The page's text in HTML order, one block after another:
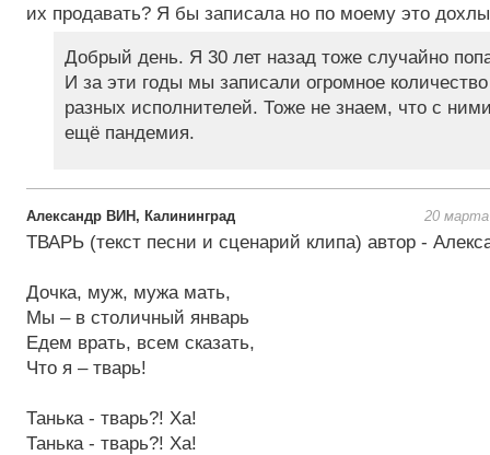
их продавать? Я бы записала но по моему это
Добрый день. Я 30 лет назад тоже случайно
И за эти годы мы записали огромное
разных исполнителей. Тоже не знаем, что с
ещё пандемия.
Александр ВИН, Калининград 20 марта
ТВАРЬ (текст песни и сценарий клипа) автор -
Дочка, муж, мужа мать,
Мы – в столичный январь
Едем врать, всем сказать,
Что я – тварь!
Танька - тварь?! Ха!
Танька - тварь?! Ха!